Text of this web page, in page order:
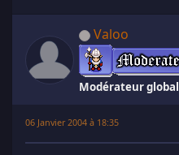
Valoo
Modérateur global
06 Janvier 2004 à 18:35